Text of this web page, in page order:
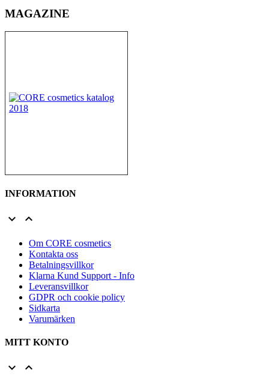
MAGAZINE
INFORMATION
 
Om CORE cosmetics
Kontakta oss
Betalningsvillkor
Klarna Kund Support - Info
Leveransvillkor
GDPR och cookie policy
Sidkarta
Varumärken
MITT KONTO
 